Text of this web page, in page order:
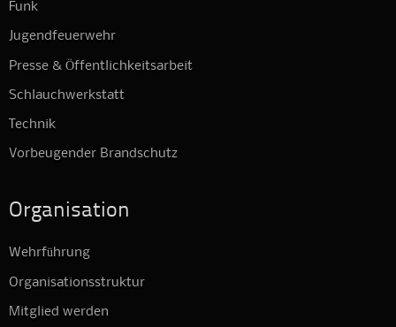
Funk
Jugendfeuerwehr
Presse & Öffentlichkeitsarbeit
Schlauchwerkstatt
Technik
Vorbeugender Brandschutz
Organisation
Wehrführung
Organisationsstruktur
Mitglied werden